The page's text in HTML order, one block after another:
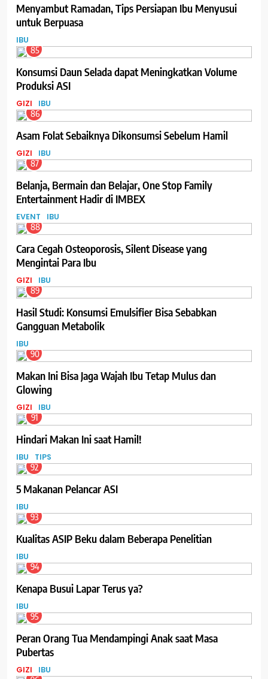
Menyambut Ramadan, Tips Persiapan Ibu Menyusui
untuk Berpuasa
IBU
85
Konsumsi Daun Selada dapat Meningkatkan Volume
Produksi ASI
GIZI IBU
86
Asam Folat Sebaiknya Dikonsumsi Sebelum Hamil
GIZI IBU
87
Belanja, Bermain dan Belajar, One Stop Family
Entertainment Hadir di IMBEX
EVENT IBU
88
Cara Cegah Osteoporosis, Silent Disease yang
Mengintai Para Ibu
GIZI IBU
89
Hasil Studi: Konsumsi Emulsifier Bisa Sebabkan
Gangguan Metabolik
IBU
90
Makan Ini Bisa Jaga Wajah Ibu Tetap Mulus dan
Glowing
GIZI IBU
91
Hindari Makan Ini saat Hamil!
IBU TIPS
92
5 Makanan Pelancar ASI
IBU
93
Kualitas ASIP Beku dalam Beberapa Penelitian
IBU
94
Kenapa Busui Lapar Terus ya?
IBU
95
Peran Orang Tua Mendampingi Anak saat Masa
Pubertas
GIZI IBU